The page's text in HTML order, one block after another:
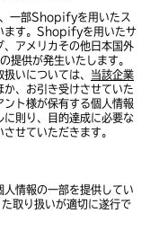
一部Shopifyを用いたス
ます。Shopifyを用いたサ
、アメリカその他日本国外
供が発生いたします。
いについては、 当該企業
か、お引き受けさせていた
ント様が保有する個人情報
に則り、目的達成に必要な
せていただきます。
情報の一部を提供してい
取り扱いが適切に遂行で